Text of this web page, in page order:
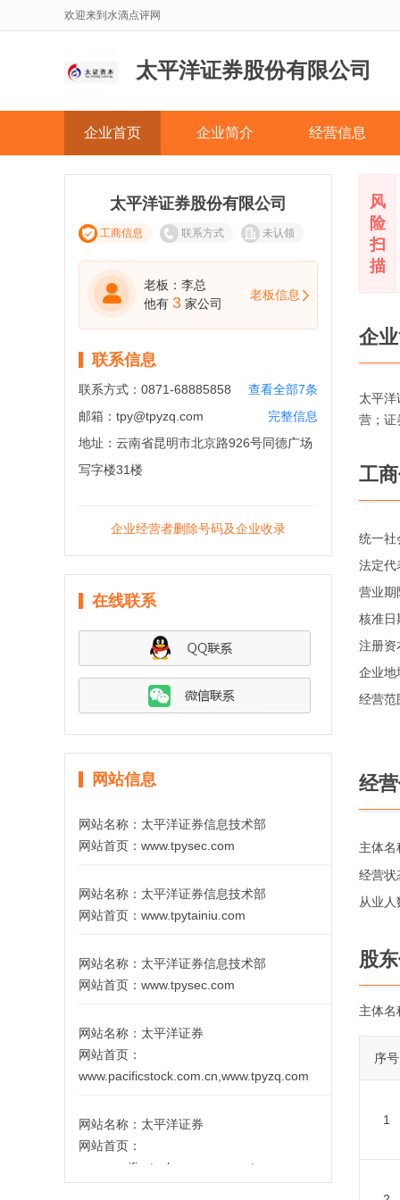
欢迎来到水滴点评网
太平洋证券股份有限公司
企业首页 企业简介 经营信息
太平洋证券股份有限公司
工商信息 联系方式 未认领
老板：李总
他有 3 家公司
老板信息
联系信息
联系方式： 0871-68885858
查看全部7条
邮箱： tpy@tpyzq.com
完整信息
地址： 云南省昆明市北京路926号同德广场
写字楼31楼
企业经营者删除号码及企业收录
在线联系
网站信息
网站名称： 太平洋证券信息技术部
网站首页： www.tpysec.com
网站名称： 太平洋证券信息技术部
网站首页： www.tpytainiu.com
网站名称： 太平洋证券信息技术部
网站首页： www.tpysec.com
网站名称： 太平洋证券
网站首页：
www.pacificstock.com.cn,www.tpyzq.com
网站名称： 太平洋证券
网站首页：
www.pacificstock.com.cn,www.tpyzq.com
风
险
扫
描
企
太平
营；证
工
统一社
法定代
营业期
核准日
注册资
企业地
经营范
经
主体名
经营状
从业人
股
主体名
序号
1